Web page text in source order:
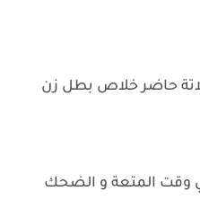
حاضر خلاص بطل زن
وقت المتعة و الضحك